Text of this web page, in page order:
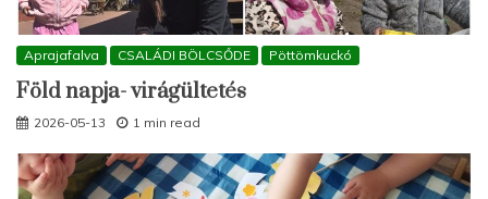
Aprajafalva CSALÁDI BÖLCSŐDE Pöttömkuckó
Föld napja- virágültetés
2026-05-13 1 min read